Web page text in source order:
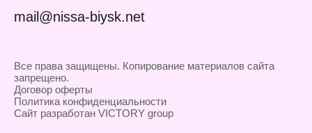
mail@nissa-biysk.net
Все права защищены. Копирование материалов сайта
запрещено.
Договор оферты
Политика конфиденциальности
Сайт разработан VICTORY group